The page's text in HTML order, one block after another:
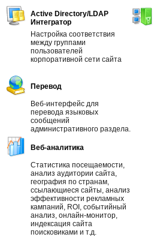
Active Directory/LDAP
Интегратор
Настройка соответствия
между группами
пользователей
корпоративной сети сайта
Перевод
Веб-интерфейс для
перевода языковых
сообщений
административного раздела.
Веб-аналитика
Статистика посещаемости,
анализ аудитории сайта,
география по странам,
ссылающиеся сайты, анализ
эффективности рекламных
кампаний, ROI, событийный
анализ, онлайн-монитор,
индексация сайта
поисковиками и т.д.